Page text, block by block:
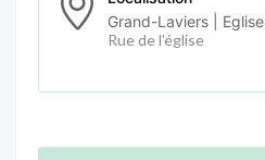
Grand-Laviers | Eglise
Rue de l'église